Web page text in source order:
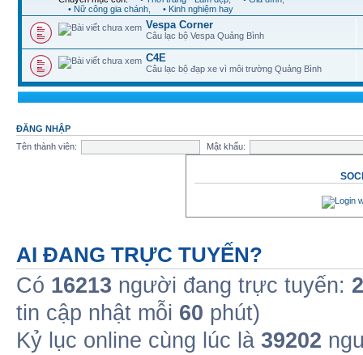
• Nữ công gia chánh
• Kinh nghiệm hay
Vespa Corner
Câu lạc bộ Vespa Quảng Bình
C4E
Câu lạc bộ đạp xe vì môi trường Quảng Bình
ĐĂNG NHẬP
Tên thành viên:
Mật khẩu:
AI ĐANG TRỰC TUYẾN?
Có 16213 người đang trực tuyến: 2
tin cập nhật mỗi 60 phút)
Kỷ lục online cùng lúc là 39202